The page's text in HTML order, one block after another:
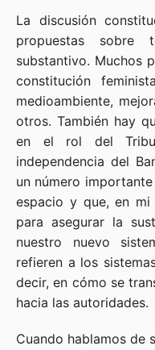
La discusión
propuestas sobre
substantivo. Muchos
constitución
medioambiente,
otros. También hay
en el rol del
independencia del
un número
espacio y que, en
para asegurar la
nuestro nuevo
refieren a los
decir, en cómo se
hacia las autoridades.
Cuando hablamos de